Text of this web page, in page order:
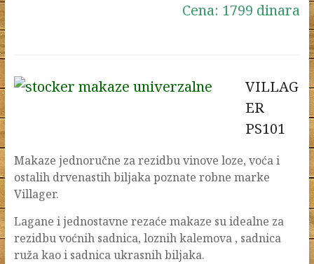
Cena: 1799 dinara
VILLAG
ER
PS101
Makaze jednoručne za rezidbu vinove loze, voća i
ostalih drvenastih biljaka poznate robne marke
Villager.
Lagane i jednostavne rezaće makaze su idealne za
rezidbu voćnih sadnica, loznih kalemova , sadnica
ruža kao i sadnica ukrasnih biljaka.